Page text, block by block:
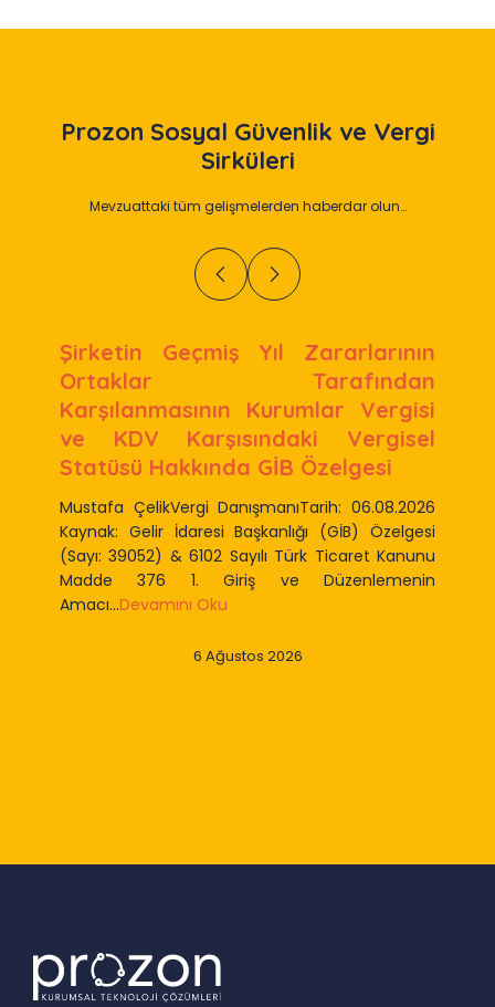
Prozon Sosyal Güvenlik ve Vergi
Sirküleri
Mevzuattaki tüm gelişmelerden haberdar olun…
Şirketin Geçmiş Yıl Zararlarının
Ortaklar Tarafından
Karşılanmasının Kurumlar Vergisi
ve KDV Karşısındaki Vergisel
Statüsü Hakkında GİB Özelgesi
Mustafa ÇelikVergi DanışmanıTarih: 06.08.2026
Kaynak: Gelir İdaresi Başkanlığı (GİB) Özelgesi
(Sayı: 39052) & 6102 Sayılı Türk Ticaret Kanunu
Madde 376 1. Giriş ve Düzenlemenin
Amacı...Devamını Oku
6 Ağustos 2026